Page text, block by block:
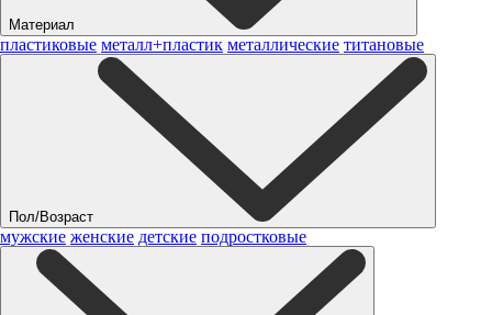
Материал
пластиковые металл+пластик металлические титановые
Пол/Возраст
мужские женские детские подростковые